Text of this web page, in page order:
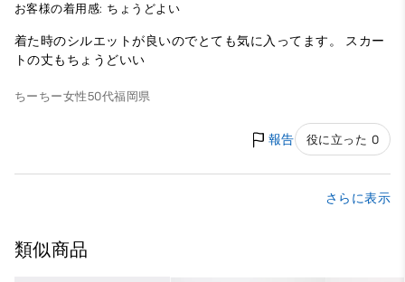
お客様の着用感: ちょうどよい
着た時のシルエットが良いのでとても気に入ってます。 スカー
トの丈もちょうどいい
ちーちー女性50代福岡県
報告 役に立った 0
さらに表示
類似商品